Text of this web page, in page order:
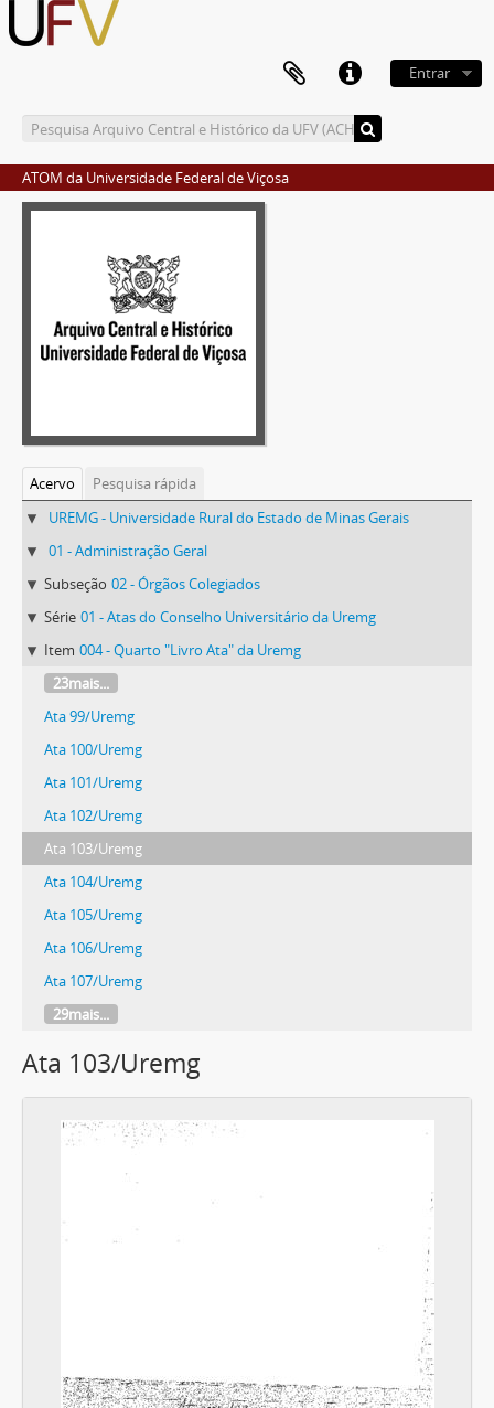
Entrar
ATOM da Universidade Federal de Viçosa
Acervo
Pesquisa rápida
UREMG - Universidade Rural do Estado de Minas Gerais
01 - Administração Geral
Subseção 02 - Órgãos Colegiados
Série 01 - Atas do Conselho Universitário da Uremg
Item 004 - Quarto "Livro Ata" da Uremg
23mais...
Ata 99/Uremg
Ata 100/Uremg
Ata 101/Uremg
Ata 102/Uremg
Ata 103/Uremg
Ata 104/Uremg
Ata 105/Uremg
Ata 106/Uremg
Ata 107/Uremg
29mais...
Ata 103/Uremg